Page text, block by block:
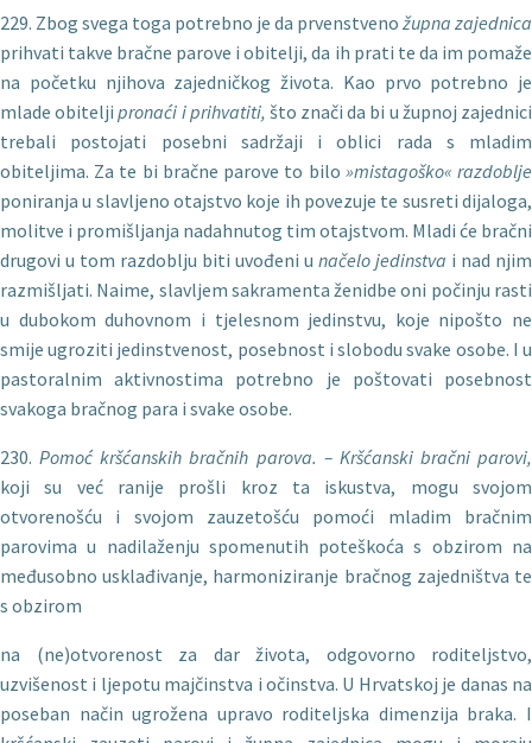
229. Zbog svega toga potrebno je da prvenstveno župna zajednica
prihvati takve bračne parove i obitelji, da ih prati te da im pomaže
na početku njihova zajedničkog života. Kao prvo potrebno je
mlade obiteljipronaći i prihvatiti, što znači da bi u župnoj zajednici
trebali postojati posebni sadržaji i oblici rada s mladim
obiteljima. Za te bi bračne parove to bilo »mistagoško« razdoblje
poniranja u slavljeno otajstvo koje ih povezuje te susreti dijaloga,
molitve i promišljanja nadahnutog tim otajstvom. Mladi će bračni
drugovi u tom razdoblju biti uvođeni u načelo jedinstva i nad njim
razmišljati. Naime, slavljem sakramenta ženidbe oni počinju rasti
u dubokom duhovnom i tjelesnom jedinstvu, koje nipošto ne
smije ugroziti jedinstvenost, posebnost i slobodu svake osobe. I u
pastoralnim aktivnostima potrebno je poštovati posebnost
svakoga bračnog para i svake osobe.
230.Pomoć kršćanskih bračnih parova. – Kršćanski bračni parovi,
koji su već ranije prošli kroz ta iskustva, mogu svojom
otvorenošću i svojom zauzetošću pomoći mladim bračnim
parovima u nadilaženju spomenutih poteškoća s obzirom na
međusobno usklađivanje, harmoniziranje bračnog zajedništva te
s obzirom
na (ne)otvorenost za dar života, odgovorno roditeljstvo,
uzvišenost i ljepotu majčinstva i očinstva. U Hrvatskoj je danas na
poseban način ugrožena upravo roditeljska dimenzija braka. I